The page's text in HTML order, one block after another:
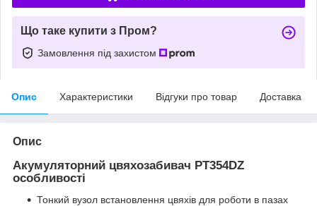
Що таке купити з Пром?
Замовлення під захистом
Опис Характеристики Відгуки про товар Доставка
Опис
Акумуляторний цвяхозабивач PT354DZ
особливості
Тонкий вузол встановлення цвяхів для роботи в пазах